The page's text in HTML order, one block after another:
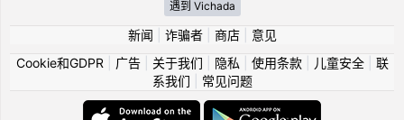
遇到 Vichada
新闻 诈骗者| 商店| 意见
Cookie和GDPR
广告| 关于我们 隐私 使用条款| 儿童安全| 联
系我们
常见问题